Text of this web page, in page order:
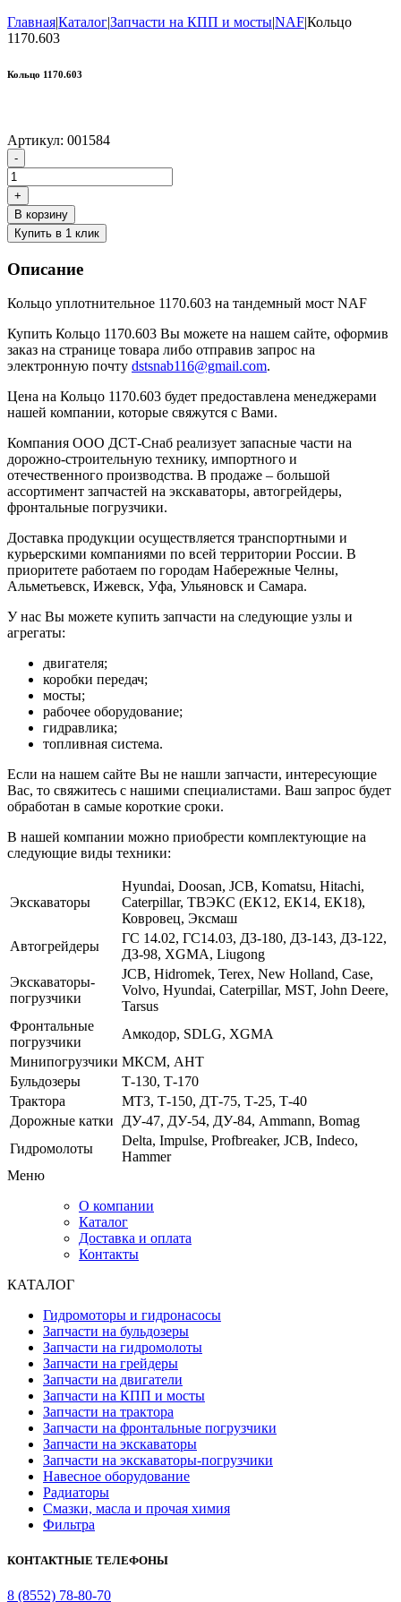
Главная|Каталог|Запчасти на КПП и мосты|NAF|Кольцо
1170.603
Кольцо 1170.603
Артикул: 001584
Количество
товара
Кольцо
1170.603
-
+
В корзину
Купить в 1 клик
Описание
Кольцо уплотнительное 1170.603 на тандемный мост NAF
Купить Кольцо 1170.603 Вы можете на нашем сайте, оформив
заказ на странице товара либо отправив запрос на
электронную почту dstsnab116@gmail.com.
Цена на Кольцо 1170.603 будет предоставлена менеджерами
нашей компании, которые свяжутся с Вами.
Компания ООО ДСТ-Снаб реализует запасные части на
дорожно-строительную технику, импортного и
отечественного производства. В продаже – большой
ассортимент запчастей на экскаваторы, автогрейдеры,
фронтальные погрузчики.
Доставка продукции осуществляется транспортными и
курьерскими компаниями по всей территории России. В
приоритете работаем по городам Набережные Челны,
Альметьевск, Ижевск, Уфа, Ульяновск и Самара.
У нас Вы можете купить запчасти на следующие узлы и
агрегаты:
двигателя;
коробки передач;
мосты;
рабочее оборудование;
гидравлика;
топливная система.
Если на нашем сайте Вы не нашли запчасти, интересующие
Вас, то свяжитесь с нашими специалистами. Ваш запрос будет
обработан в самые короткие сроки.
В нашей компании можно приобрести комплектующие на
следующие виды техники:
Экскаваторы
Hyundai, Doosan, JCB, Komatsu, Hitachi,
Caterpillar, ТВЭКС (ЕК12, ЕК14, ЕК18),
Ковровец, Эксмаш
Автогрейдеры
ГС 14.02, ГС14.03, ДЗ-180, ДЗ-143, ДЗ-122,
ДЗ-98, XGMA, Liugong
Экскаваторы-
погрузчики
JCB, Hidromek, Terex, New Holland, Case,
Volvo, Hyundai, Caterpillar, MST, John Deere,
Tarsus
Фронтальные
погрузчики
Амкодор, SDLG, XGMA
Минипогрузчики МКСМ, АНТ
Бульдозеры
Т-130, Т-170
Трактора
МТЗ, Т-150, ДТ-75, Т-25, Т-40
Дорожные катки
ДУ-47, ДУ-54, ДУ-84, Ammann, Bomag
Гидромолоты
Delta, Impulse, Profbreaker, JCB, Indeco,
Hammer
Меню
О компании
Каталог
Доставка и оплата
Контакты
КАТАЛОГ
Гидромоторы и гидронасосы
Запчасти на бульдозеры
Запчасти на гидромолоты
Запчасти на грейдеры
Запчасти на двигатели
Запчасти на КПП и мосты
Запчасти на трактора
Запчасти на фронтальные погрузчики
Запчасти на экскаваторы
Запчасти на экскаваторы-погрузчики
Навесное оборудование
Радиаторы
Смазки, масла и прочая химия
Фильтра
КОНТАКТНЫЕ ТЕЛЕФОНЫ
8 (8552) 78-80-70